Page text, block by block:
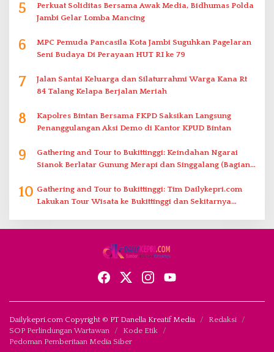
5
Perkuat Soliditas Bersama Awak Media, Bidhumas Polda
Jambi Gelar Lomba Mancing
6
MPC Pemuda Pancasila Kota Jambi Suguhkan Pagelaran
Seni Budaya Di Perayaan HUT RI ke 79
7
Jalan Santai Keluarga dan Silaturrahmi Warga Kana Rt
84 Talang Kelapa Berjalan Meriah
8
Kapolres Bintan Bersama FKPD Saksikan Langsung
Penanggulangan Aksi Demo di Kantor KPUD Bintan
9
Gathering and Tour to Bukittinggi: Keindahan Ngarai
Sianok Berlatar Gunung Merapi dan Singgalang (Bagian
10 Gathering and Tour to Bukittinggi: Tim Dailykepri.com
Lakukan Tour Wisata ke Bukittinggi dan Sekitarnya
Dailykepri.com Copyright © PT Danella Kreatif Media
Redaksi
SOP Perlindungan Wartawan
Kode Etik
Pedoman Pemberitaan Media Siber